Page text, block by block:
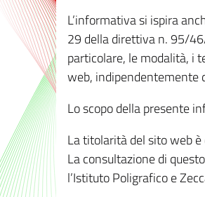
L’informativa si ispira
29 della direttiva n. 95/
particolare, le modalità, i
web, indipendentemente
Lo scopo della presente
La titolarità del sito web
La consultazione di
l’Istituto Poligrafico e